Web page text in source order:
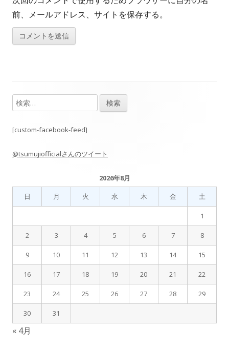
前、メールアドレス、サイトを保存する。
メ
イ
ン
イ
検
索:
[custom-facebook-feed]
@tsumujiofficialさんのツイート
2026年8月
日
月 火 水 木 金 土
1
2 3 4 5 6 7 8
9 10 11 12 13 14 15
16 17 18 19 20 21 22
23 24 25 26 27 28 29
30 31
« 4月